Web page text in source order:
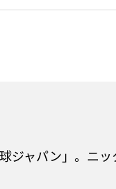
ジャパン」。ニ